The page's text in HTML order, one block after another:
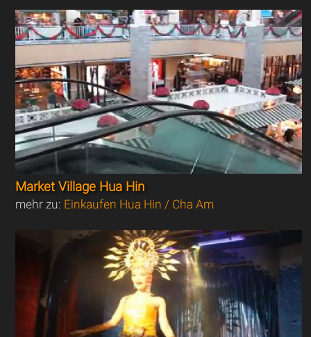
Market Village Hua Hin
mehr zu: Einkaufen Hua Hin / Cha Am